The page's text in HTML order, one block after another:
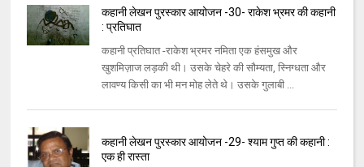
कहानी लेखन पुरस्कार आयोजन -30- राकेश भ्रमर की कहानी
: प्रतिघात
कहानी प्रतिघात -राकेश भ्रमर नमिता एक हंसमुख और
खुशमिज़ाज लड़की थी। उसके चेहरे की सौम्यता, स्निग्धता और
लावण्य किसी का भी मन मोह लेते थे। उसके गुलाबी ...
कहानी लेखन पुरस्कार आयोजन -29- श्याम गुप्त की कहानी :
एक ही रास्ता